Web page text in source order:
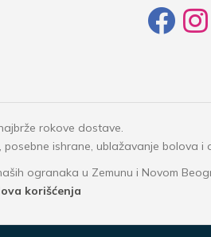
rokove dostave.
ishrane, ublažavanje bolova i
ogranaka u Zemunu i Novom
korišćenja